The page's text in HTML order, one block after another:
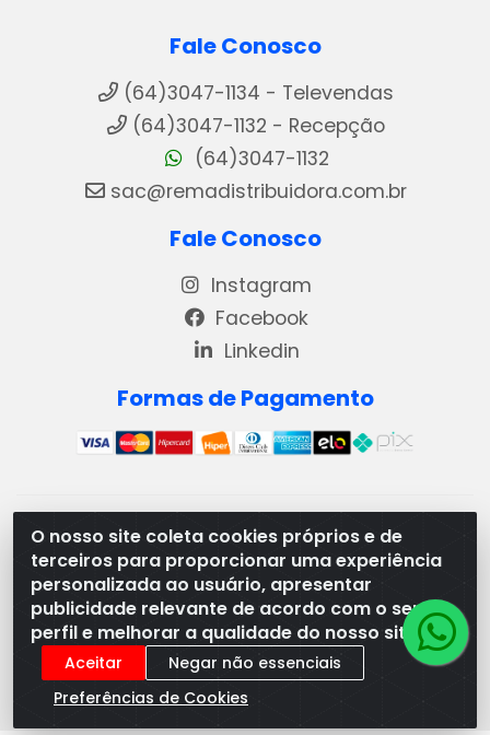
O nosso site coleta cookies próprios e de
terceiros para proporcionar uma experiência
personalizada ao usuário, apresentar
publicidade relevante de acordo com o seu
perfil e melhorar a qualidade do nosso site.
Aceitar
Negar não essenciais
Preferências de Cookies
Fale Conosco
(64)3047-1134 - Televendas
(64)3047-1132 - Recepção
(64)3047-1132
sac@remadistribuidora.com.br
Fale Conosco
Instagram
Facebook
Linkedin
Formas de Pagamento
REMA DISTRIBUIDORA E REPRESENTAÇÕES DE PRODUTOS
LACTEOS LTDA - VIA DPI 6 QD 4 LOTES 13 E 14, BAIRRO DPI
- MORRINHOS/GO - CEP:75.653-408 - CNPJ:
03.369.186/0001-49